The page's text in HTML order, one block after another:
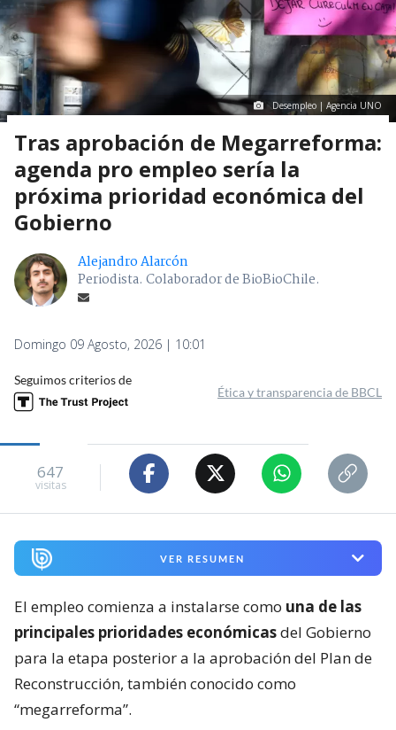
Desempleo | Agencia UNO
Tras aprobación de Megarreforma:
agenda pro empleo sería la
próxima prioridad económica del
Gobierno
Alejandro Alarcón
Periodista. Colaborador de BioBioChile.
Domingo 09 Agosto, 2026 | 10:01
Seguimos criterios de
Ética y transparencia de BBCL
647
visitas
VER RESUMEN
El empleo comienza a instalarse como una de las
principales prioridades económicasdel Gobierno
para la etapa posterior a la aprobación del Plan de
Reconstrucción, también conocido como
“megarreforma”.